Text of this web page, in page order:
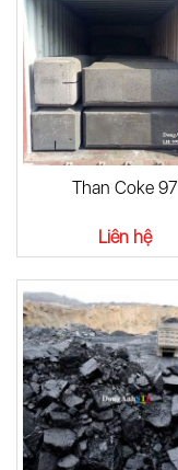
Than Coke 97
Liên hệ